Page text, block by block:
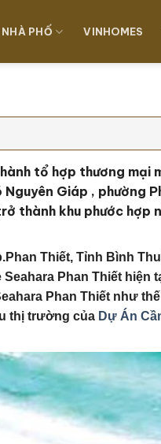
PHỐ VINHOMES
tổ hợp thương
Giáp , phường
thành khu phước hợp
Thiết, Tỉnh Bình
Seahara Phan Thiết hiện
Phan Thiết như
thị trường của Dự Án